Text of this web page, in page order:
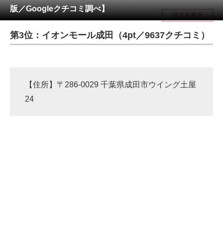
メディア
注目記事を集めた総合ページ
ITの今と未来を見通す
進化するPCとデバイスの未来
版／Googleクチコミ調べ】
目次を表示
第3位：イオンモール成田（4pt／9637クチコミ）
【住所】〒286-0029 千葉県成田市ウイング土屋
24